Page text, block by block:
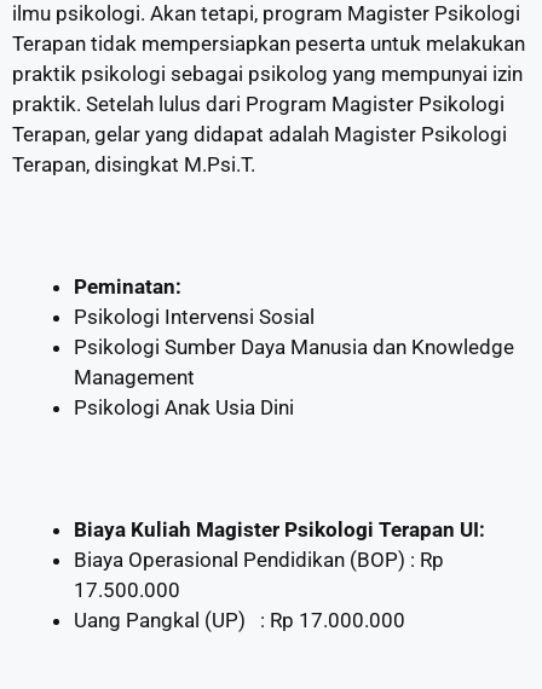
ilmu psikologi. Akan tetapi, program Magister Psikologi
Terapan tidak mempersiapkan peserta untuk melakukan
praktik psikologi sebagai psikolog yang mempunyai izin
praktik. Setelah lulus dari Program Magister Psikologi
Terapan, gelar yang didapat adalah Magister Psikologi
Terapan, disingkat M.Psi.T.
Peminatan:
Psikologi Intervensi Sosial
Psikologi Sumber Daya Manusia dan Knowledge
Management
Psikologi Anak Usia Dini
Biaya Kuliah Magister Psikologi Terapan UI:
Biaya Operasional Pendidikan (BOP) : Rp
17.500.000
Uang Pangkal (UP) : Rp 17.000.000